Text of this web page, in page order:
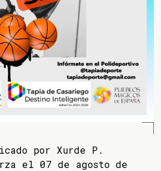
por Xurde P.
el 07 de agosto de